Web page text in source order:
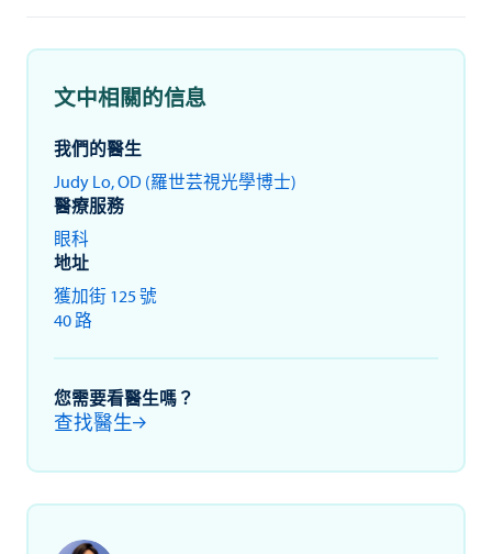
文中相關的信息
我們的醫生
Judy Lo, OD (羅世芸視光學博士)
醫療服務
眼科
地址
獲加街 125 號
40 路
您需要看醫生嗎？
查找醫生